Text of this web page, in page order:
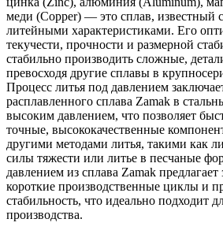
меди (Copper) — это сплав,
литейными характеристиками. Его
текучести, прочности и размерной
стабильно производить сложные,
превосходя другие сплавы в
Процесс литья под давлением
расплавленного сплава Zamak в
высоким давлением, что позволяет
точные, высококачественные
другими методами литья, такими как
силы тяжести или литье в песчаные
давлением из сплава Zamak предлагает
короткие производственные циклы и
стабильность, что идеально подходит
производства.